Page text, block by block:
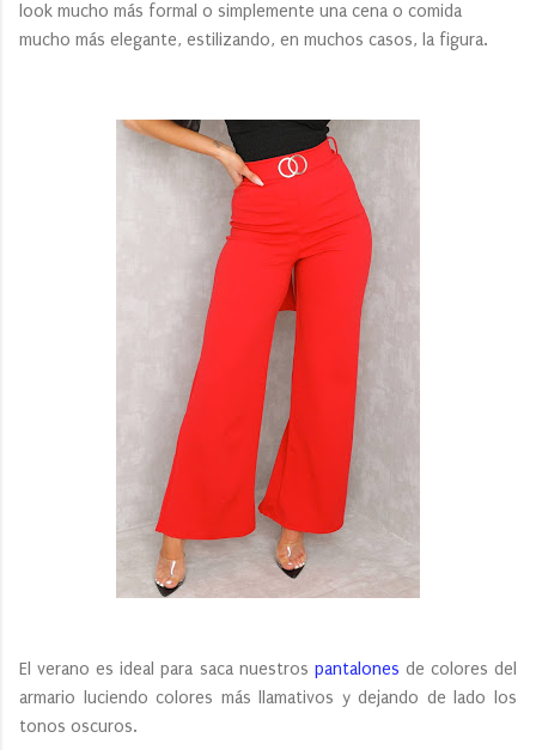
look mucho más formal o simplemente una cena o comida
mucho más elegante, estilizando, en muchos casos, la figura.
El verano es ideal para saca nuestros pantalones de colores del
armario luciendo colores más llamativos y dejando de lado los
tonos oscuros.